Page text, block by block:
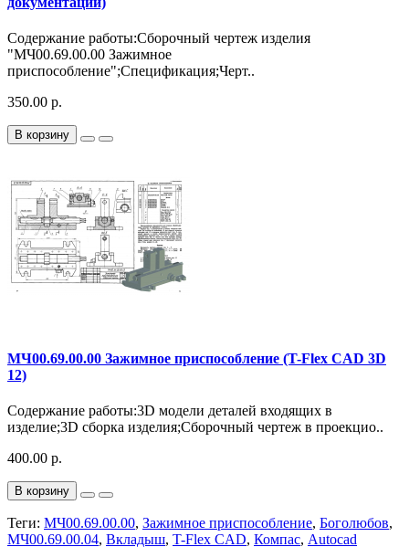
Содержание работы:Сборочный чертеж изделия
"МЧ00.69.00.00 Зажимное
приспособление";Спецификация;Черт..
350.00 р.
В корзину
МЧ00.69.00.00 Зажимное приспособление (T-Flex CAD 3D
12)
Содержание работы:3D модели деталей входящих в
изделие;3D сборка изделия;Сборочный чертеж в проекцио..
400.00 р.
В корзину
Теги: МЧ00.69.00.00, Зажимное приспособление, Боголюбов,
МЧ00.69.00.04, Вкладыш, T-Flex CAD, Компас, Autocad